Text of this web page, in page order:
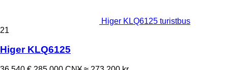
Higer KLQ6125 turistbus
21
Higer KLQ6125